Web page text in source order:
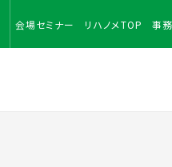
会場セミナー リハノメTOP 事